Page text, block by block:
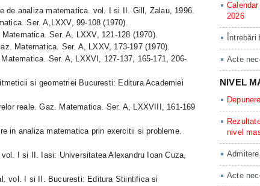
de analiza matematica. vol. I si II. Gill, Zalau, 1996.
Ser. A,LXXV, 99-108 (1970).
Ser. A, LXXV, 121-128 (1970).
Matematica. Ser. A, LXXV, 173-197 (1970).
Ser. A, LXXVI, 127-137, 165-171, 206-
si geometriei Bucuresti: Editura Academiei
reale. Gaz. Matematica. Ser. A, LXXVIII, 161-169
in analiza matematica prin exercitii si probleme.
I si II. Iasi: Universitatea Alexandru Ioan Cuza,
vol. I si II. Bucuresti: Editura Stiintifica si
2026
Acte
NIVEL
nivel
Acte